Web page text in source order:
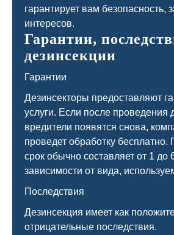
гарантирует вам безопасность,
интересов.
Гарантии,
дезинсекции
Гарантии
Дезинсекторы предоставляют
услуги. Если после проведения
вредители появятся снова,
проведет обработку бесплатно.
срок обычно составляет от 1 до
зависимости от вида,
Последствия
Дезинсекция имеет как
отрицательные последствия.